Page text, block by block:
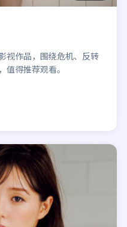
视作品，围绕危机、反转
得推荐观看。